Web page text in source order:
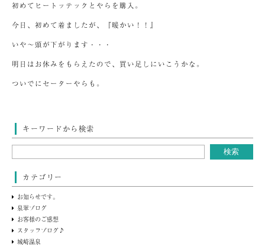
初めてヒートッテックとやらを購入。
今日、初めて着ましたが、『暖かい！！』
いや～頭が下がります・・・
明日はお休みをもらえたので、買い足しにいこうかな。
ついでにセーターやらも。
キーワードから検索
カテゴリー
お知らせです。
泉翠ブログ
お客様のご感想
スタッフブログ♪
城崎温泉